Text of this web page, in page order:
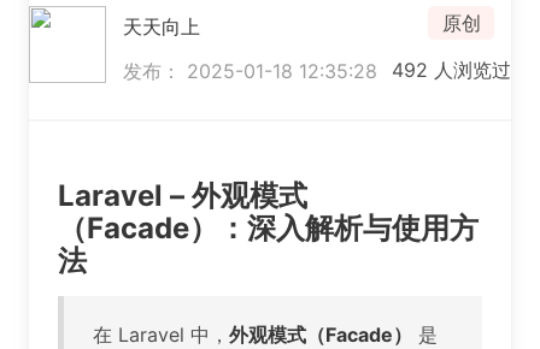
天天向上
发布： 2025-01-18 12:35:28
原创
492 人浏览过
Laravel – 外观模式
（Facade）：深入解析与使用方
法
在 Laravel 中， 外观模式（Facade）
是